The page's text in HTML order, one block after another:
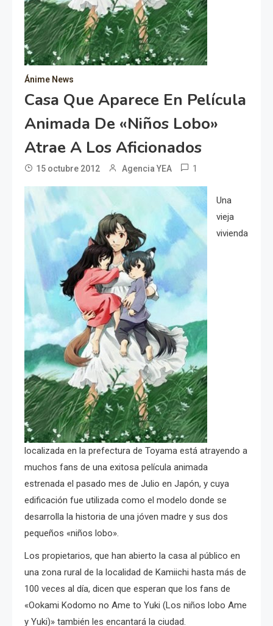
Ánime News
Casa Que Aparece En Película
Animada De «niños Lobo»
Atrae A Los Aficionados
15 octubre 2012 Agencia YEA 1
Una
vieja
vivienda
localizada en la prefectura de Toyama está atrayendo a
muchos fans de una exitosa película animada
estrenada el pasado mes de Julio en Japón, y cuya
edificación fue utilizada como el modelo donde se
desarrolla la historia de una jóven madre y sus dos
pequeños «niños lobo».
Los propietarios, que han abierto la casa al público en
una zona rural de la localidad de Kamiichi hasta más de
100 veces al día, dicen que esperan que los fans de
«Ookami Kodomo no Ame to Yuki (Los niños lobo Ame
y Yuki)» también les encantará la ciudad.